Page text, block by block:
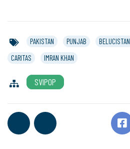
PAKISTAN PUNJAB BELUCISTAN
CARITAS
IMRAN KHAN
SVIPOP